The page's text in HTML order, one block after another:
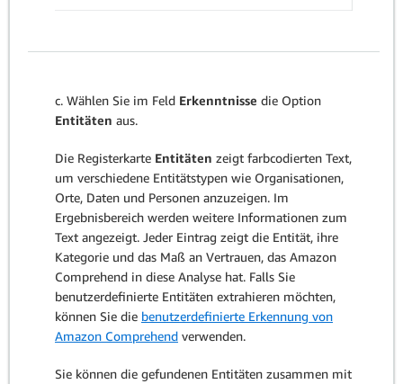
c. Wählen Sie im Feld Erkenntnisse die Option
Entitäten aus.
Die Registerkarte Entitäten zeigt farbcodierten Text,
um verschiedene Entitätstypen wie Organisationen,
Orte, Daten und Personen anzuzeigen. Im
Ergebnisbereich werden weitere Informationen zum
Text angezeigt. Jeder Eintrag zeigt die Entität, ihre
Kategorie und das Maß an Vertrauen, das Amazon
Comprehend in diese Analyse hat. Falls Sie
benutzerdefinierte Entitäten extrahieren möchten,
können Sie die benutzerdefinierte Erkennung von
Amazon Comprehend verwenden.
Sie können die gefundenen Entitäten zusammen mit